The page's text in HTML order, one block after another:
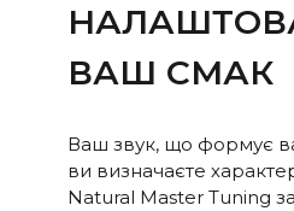
ВАШ СМАК
Ваш звук, що формує
ви визначаєте
Natural Master Tuning